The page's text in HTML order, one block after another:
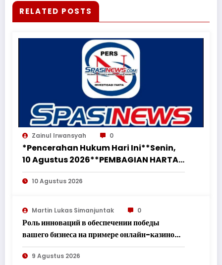
RELATED POSTS
Zainul Irwansyah 0
*Pencerahan Hukum Hari Ini**Senin,
10 Agustus 2026**PEMBAGIAN HARTA
BERSAMA ATAS TANAH DAN BANGUNAN
YANG DIBUKTIKAN DIPEROLEH SELAMA
SETELAH PERCERAIAN*
10 Agustus 2026
Martin Lukas Simanjuntak 0
Роль инноваций в обеспечении победы
вашего бизнеса на примере онлайн-казино
Вулкан
9 Agustus 2026